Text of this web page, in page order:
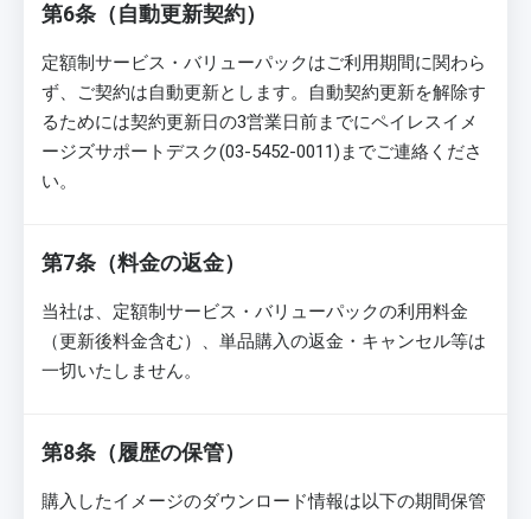
第6条（自動更新契約）
定額制サービス・バリューパックはご利用期間に関わら
ず、ご契約は自動更新とします。自動契約更新を解除す
るためには契約更新日の3営業日前までにペイレスイメ
ージズサポートデスク(03-5452-0011)までご連絡くださ
い。
第7条（料金の返金）
当社は、定額制サービス・バリューパックの利用料金
（更新後料金含む）、単品購入の返金・キャンセル等は
一切いたしません。
第8条（履歴の保管）
購入したイメージのダウンロード情報は以下の期間保管